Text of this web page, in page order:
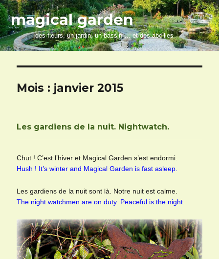
magical garden
des fleurs, un jardin, un bassin … et des abeilles
Mois : janvier 2015
Les gardiens de la nuit. Nightwatch.
Chut ! C’est l’hiver et Magical Garden s’est endormi.
Hush ! It’s winter and Magical Garden is fast asleep.
Les gardiens de la nuit sont là. Notre nuit est calme.
The night watchmen are on duty. Peaceful is the night.